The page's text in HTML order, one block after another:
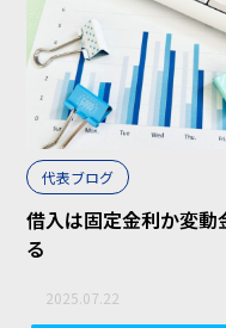
代表ブログ
借入は固定金利か変動
る
2025.07.22